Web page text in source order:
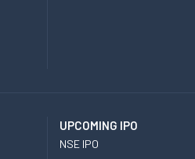
UPCOMING IPO
NSE IPO